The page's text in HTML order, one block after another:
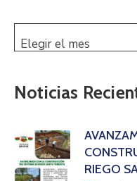
Elegir el mes
Noticias
RIEGO